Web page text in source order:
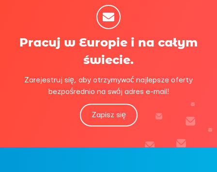
Pracuj w Europie i na całym
świecie.
Zarejestruj się, aby otrzymywać najlepsze oferty
bezpośrednio na swój adres e-mail!
Zapisz się